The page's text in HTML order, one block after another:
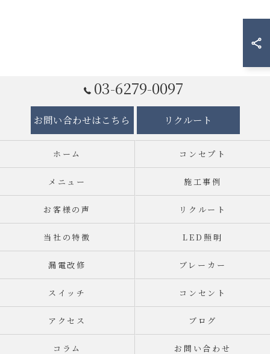
03-6279-0097
お問い合わせはこちら リクルート
ホーム コンセプト
メニュー 施工事例
お客様の声 リクルート
当社の特徴 LED照明
漏電改修 ブレーカー
スイッチ コンセント
アクセス ブログ
コラム お問い合わせ